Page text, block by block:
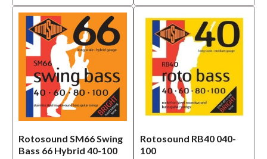
Rotosound SM66 Swing
Bass 66 Hybrid 40-100
Rotosound RB40 040-
100